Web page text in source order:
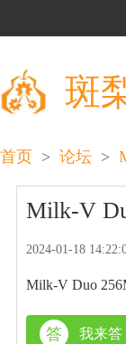
斑
首页 > 论坛 >
Milk-V
2024-01-18
Milk-V Duo
答 我来答